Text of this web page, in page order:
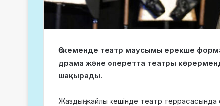
Өскеменде театр маусымы ерекше
драма және оперетта театры
шақырады.
Жаздың жайлы кешінде театр